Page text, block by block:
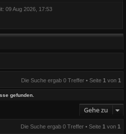
09 Aug 2026, 17:53
Die Suche ergab 0 Treffer • Seite 1 von 1
gefunden.
Gehe zu
Die Suche ergab 0 Treffer • Seite 1 von 1